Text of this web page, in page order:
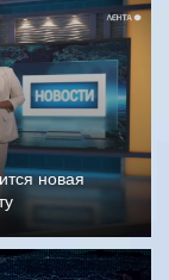
новая